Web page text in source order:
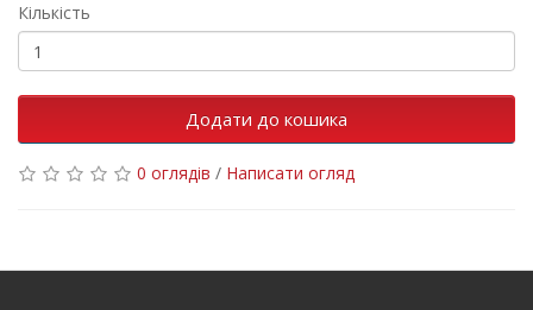
Кількість
Додати до кошика
0 оглядів / Написати огляд